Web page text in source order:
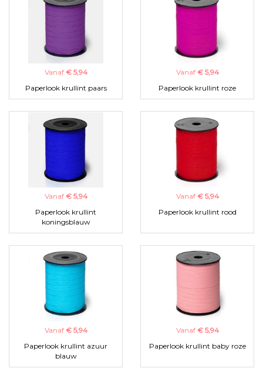
Vanaf € 5,94
Paperlook krullint paars
Vanaf € 5,94
Paperlook krullint roze
Vanaf € 5,94
Paperlook krullint
koningsblauw
Vanaf € 5,94
Paperlook krullint rood
Vanaf € 5,94
Paperlook krullint azuur
blauw
Vanaf € 5,94
Paperlook krullint baby roze